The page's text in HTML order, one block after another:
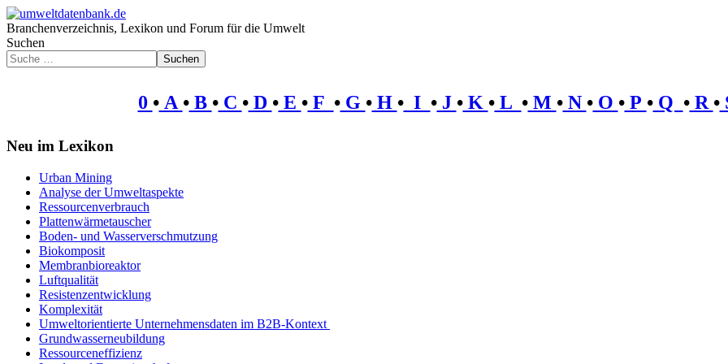
Branchenverzeichnis, Lexikon und Forum für die Umwelt
Suchen
Suchen
0 •A •B •C •D •E •F •G •H •I •J •K •L •M •N •O •P •Q •R •
Neu im Lexikon
Urban Mining
Analyse der Umweltaspekte
Ressourcenverbrauch
Plattenwärmetauscher
Boden- und Wasserverschmutzung
Biokomposit
Membranbioreaktor
Luftqualität
Resistenzentwicklung
Komplexität
Umweltorientierte Unternehmensdaten im B2B-Kontext
Grundwasserneubildung
Ressourceneffizienz